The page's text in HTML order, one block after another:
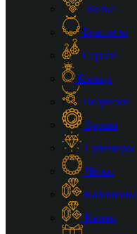
Колье
Браслеты
Серьги
Кольца
Подвески
Броши
Сувениры
Чётки
Кабошоны
Камни